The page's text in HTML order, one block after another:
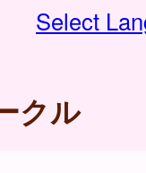
Select
クル